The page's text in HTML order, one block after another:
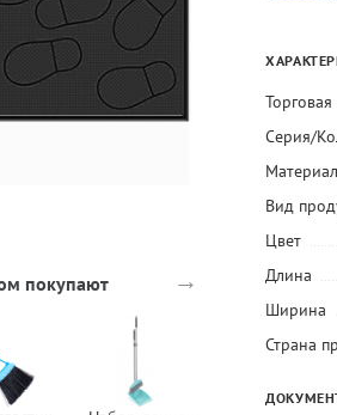
покупают →
Серия/
Материал
Вид
Цвет
Длина
Ширина
Страна